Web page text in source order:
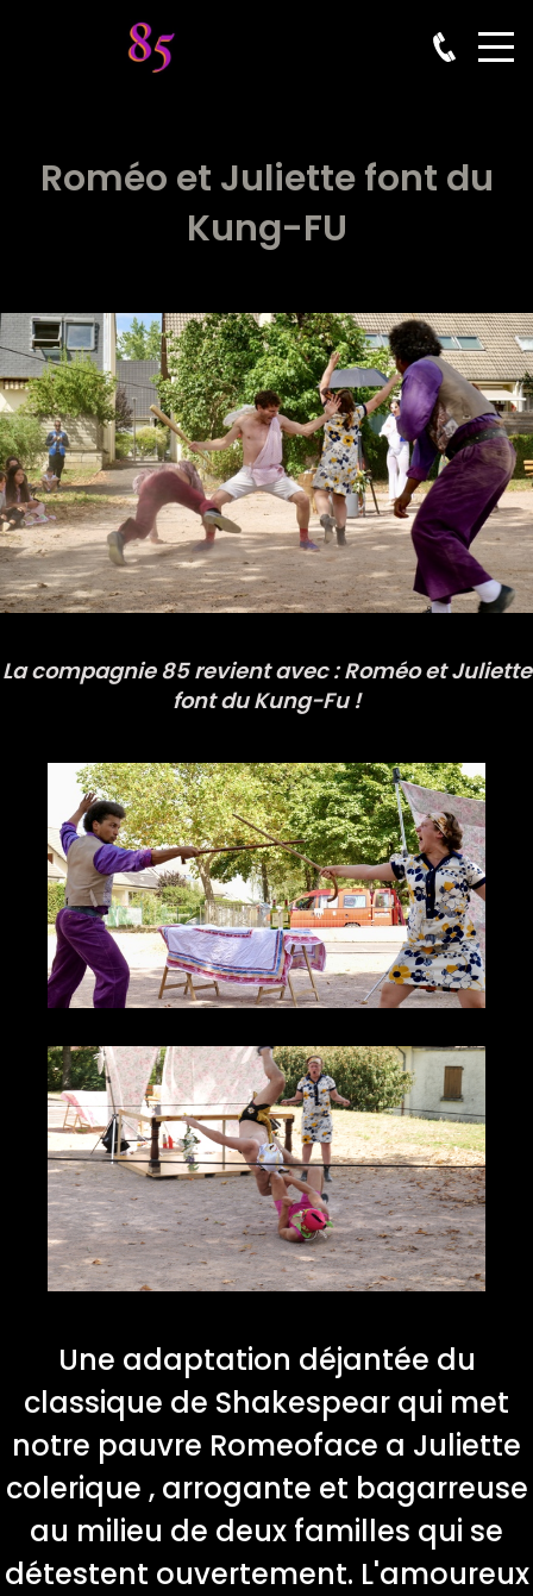
Roméo et Juliette font du
Kung-FU
La compagnie 85 revient avec : Roméo et Juliette
font du Kung-Fu !
Une adaptation déjantée du
classique de Shakespear qui met
notre pauvre Romeoface a Juliette
colerique , arrogante et bagarreuse
au milieu de deux familles qui se
détestent ouvertement. L'amoureux